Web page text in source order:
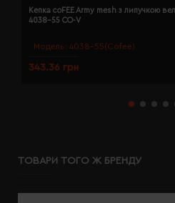
Модель: 4038-55(Cofee)
Кепка coFEE Army mesh з липучкою
4038-55 CO-V
343.36 грн
ТОВАРИ ТОГО Ж БРЕНДУ